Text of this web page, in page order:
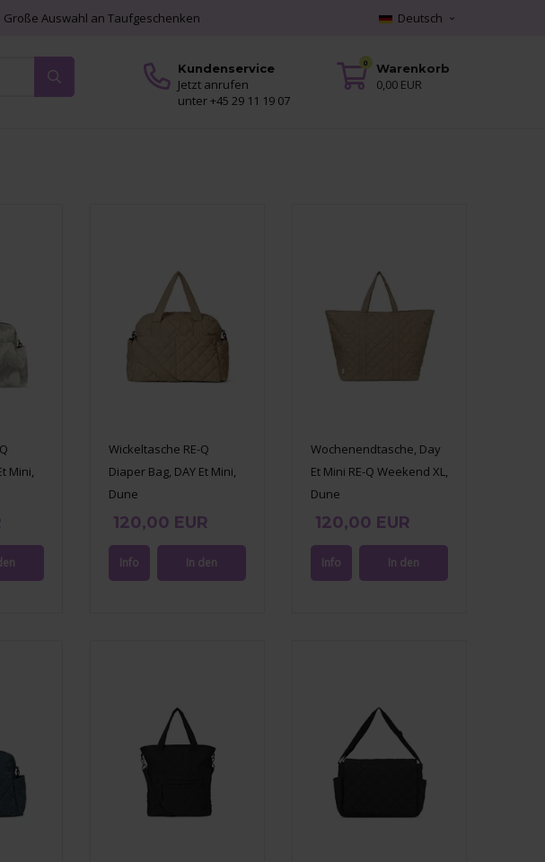
Große Auswahl an Taufgeschenken Deutsch
Kundenservice
Jetzt anrufen
unter +45 29 11 19 07
Warenkorb
0,00 EUR
0
Mini,
Wickeltasche RE-Q
Diaper Bag, DAY Et Mini,
Dune
120,00 EUR
Wochenendtasche, Day
Et Mini RE-Q Weekend XL,
Dune
120,00 EUR